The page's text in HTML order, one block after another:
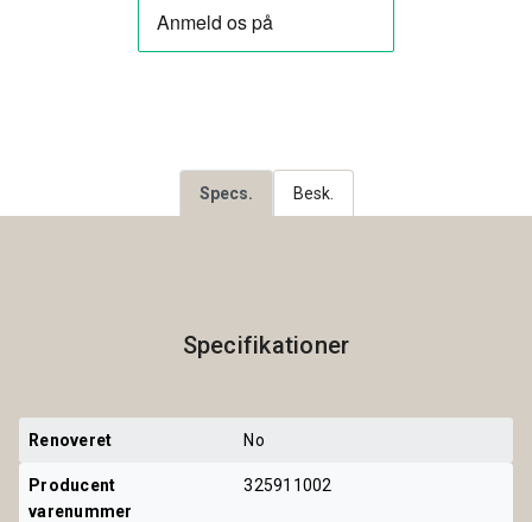
Specs. Besk.
Specifikationer
Renoveret No
Producent
varenummer
325911002